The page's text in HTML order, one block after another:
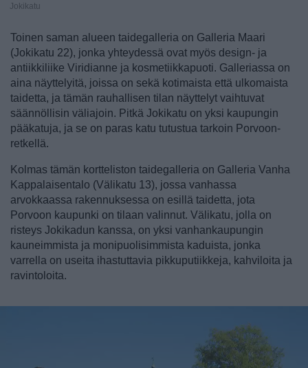
Jokikatu
Toinen saman alueen taidegalleria on Galleria Maari
(Jokikatu 22), jonka yhteydessä ovat myös design- ja
antiikkiliike Viridianne ja kosmetiikkapuoti. Galleriassa on
aina näyttelyitä, joissa on sekä kotimaista että ulkomaista
taidetta, ja tämän rauhallisen tilan näyttelyt vaihtuvat
säännöllisin väliajoin. Pitkä Jokikatu on yksi kaupungin
pääkatuja, ja se on paras katu tutustua tarkoin Porvoon-
retkellä.
Kolmas tämän kortteliston taidegalleria on Galleria Vanha
Kappalaisentalo (Välikatu 13), jossa vanhassa
arvokkaassa rakennuksessa on esillä taidetta, jota
Porvoon kaupunki on tilaan valinnut. Välikatu, jolla on
risteys Jokikadun kanssa, on yksi vanhankaupungin
kauneimmista ja monipuolisimmista kaduista, jonka
varrella on useita ihastuttavia pikkuputiikkeja, kahviloita ja
ravintoloita.